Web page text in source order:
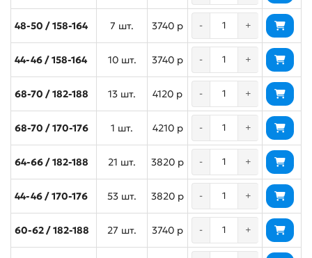
48-50 / 158-164 7 шт. 3740 р - +
44-46 / 158-164 10 шт. 3740 р - +
68-70 / 182-188 13 шт. 4120 р - +
68-70 / 170-176 1 шт. 4210 р - +
64-66 / 182-188 21 шт. 3820 р - +
44-46 / 170-176 53 шт. 3820 р - +
60-62 / 182-188 27 шт. 3740 р - +